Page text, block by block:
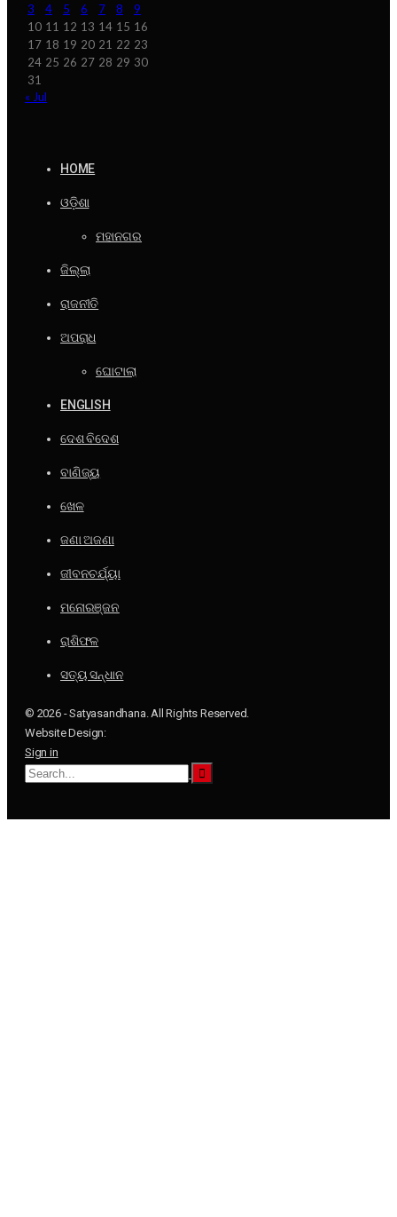
3
4 5 6 7 8
9
10 11 12 13 14 15 16
17 18 19 20 21 22 23
24 25 26 27 28 29 30
31
« Jul
HOME
ଓଡ଼ିଶା
ମହାନଗର
ଜିଲ୍ଲା
ରାଜନୀତି
ଅପରାଧ
ଘୋଟାଲା
ENGLISH
ଦେଶ ବିଦେଶ
ବାଣିଜ୍ୟ
ଖେଳ
ଜଣା ଅଜଣା
ଜୀବନଚର୍ଯ୍ୟା
ମନୋରଞ୍ଜନ
ରାଶିଫଳ
ସତ୍ୟ ସନ୍ଧାନ
© 2026 - Satyasandhana. All Rights Reserved.
Website Design:
Sign in